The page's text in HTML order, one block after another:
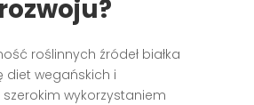
roślinnych źródeł białka
diet wegańskich i
wykorzystaniem